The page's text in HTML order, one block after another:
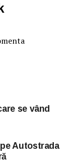
se vând
Autostrada